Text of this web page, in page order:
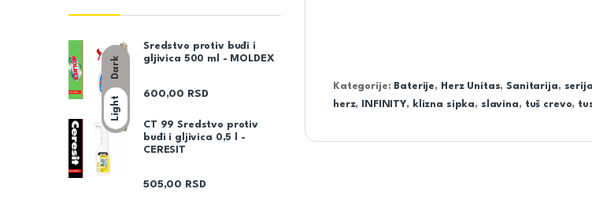
Dark
Light
Kategorije: Baterije, Herz Unitas,Sanitarija,
herz, INFINITY, klizna sipka, slavina, tuš crevo,
Sredstvo protiv buđi i
gljivica 500 ml - MOLDEX
600,00 RSD
CT 99 Sredstvo protiv
buđi i gljivica 0,5 l -
CERESIT
505,00 RSD